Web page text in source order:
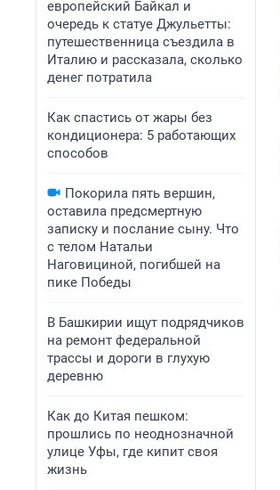
европейский Байкал и
очередь к статуе Джульетты:
путешественница съездила в
Италию и рассказала, сколько
денег потратила
Как спастись от жары без
кондиционера: 5 работающих
способов
Покорила пять вершин,
оставила предсмертную
записку и послание сыну. Что
с телом Натальи
Наговициной, погибшей на
пике Победы
В Башкирии ищут подрядчиков
на ремонт федеральной
трассы и дороги в глухую
деревню
Как до Китая пешком:
прошлись по неоднозначной
улице Уфы, где кипит своя
жизнь